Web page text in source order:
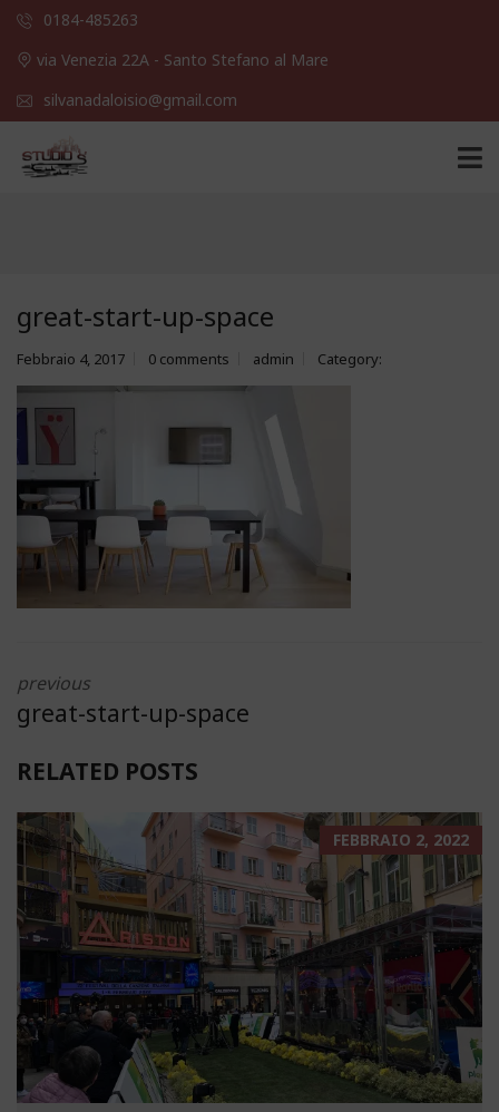
0184-485263
via Venezia 22A - Santo Stefano al Mare
silvanadaloisio@gmail.com
great-start-up-space
Febbraio 4, 2017 0 comments admin Category:
previous
great-start-up-space
RELATED POSTS
FEBBRAIO 2, 2022